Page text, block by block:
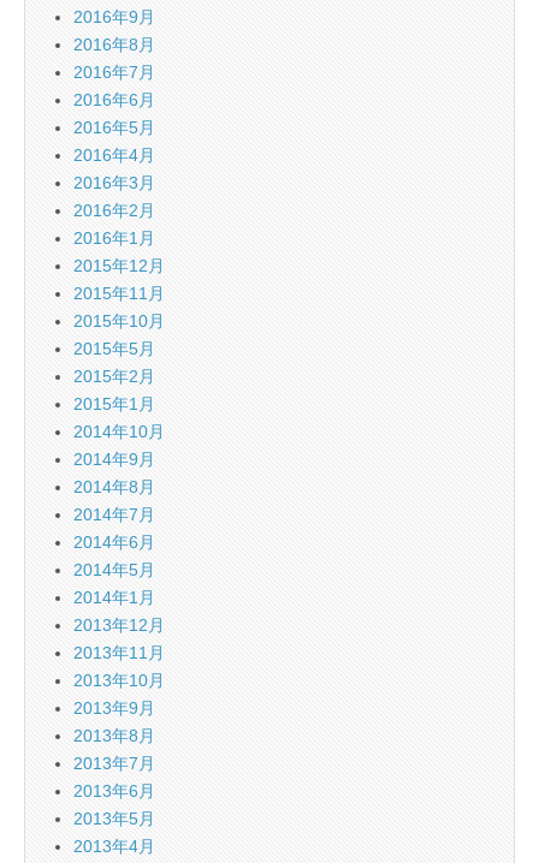
2016年9月
2016年8月
2016年7月
2016年6月
2016年5月
2016年4月
2016年3月
2016年2月
2016年1月
2015年12月
2015年11月
2015年10月
2015年5月
2015年2月
2015年1月
2014年10月
2014年9月
2014年8月
2014年7月
2014年6月
2014年5月
2014年1月
2013年12月
2013年11月
2013年10月
2013年9月
2013年8月
2013年7月
2013年6月
2013年5月
2013年4月